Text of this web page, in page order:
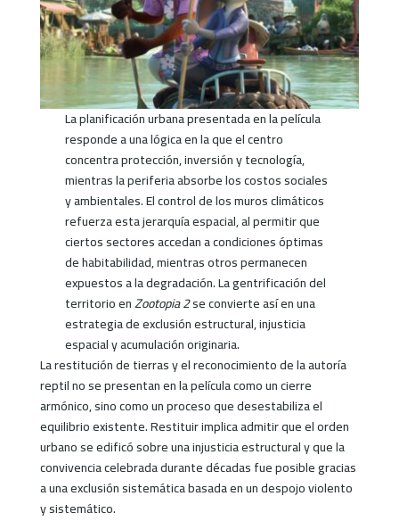
La planificación urbana presentada en la película
responde a una lógica en la que el centro
concentra protección, inversión y tecnología,
mientras la periferia absorbe los costos sociales
y ambientales. El control de los muros climáticos
refuerza esta jerarquía espacial, al permitir que
ciertos sectores accedan a condiciones óptimas
de habitabilidad, mientras otros permanecen
expuestos a la degradación. La gentrificación del
territorio enZootopia 2se convierte así en una
estrategia de exclusión estructural, injusticia
espacial y acumulación originaria.
La restitución de tierras y el reconocimiento de la autoría
reptil no se presentan en la película como un cierre
armónico, sino como un proceso que desestabiliza el
equilibrio existente. Restituir implica admitir que el orden
urbano se edificó sobre una injusticia estructural y que la
convivencia celebrada durante décadas fue posible gracias
a una exclusión sistemática basada en un despojo violento
y sistemático.